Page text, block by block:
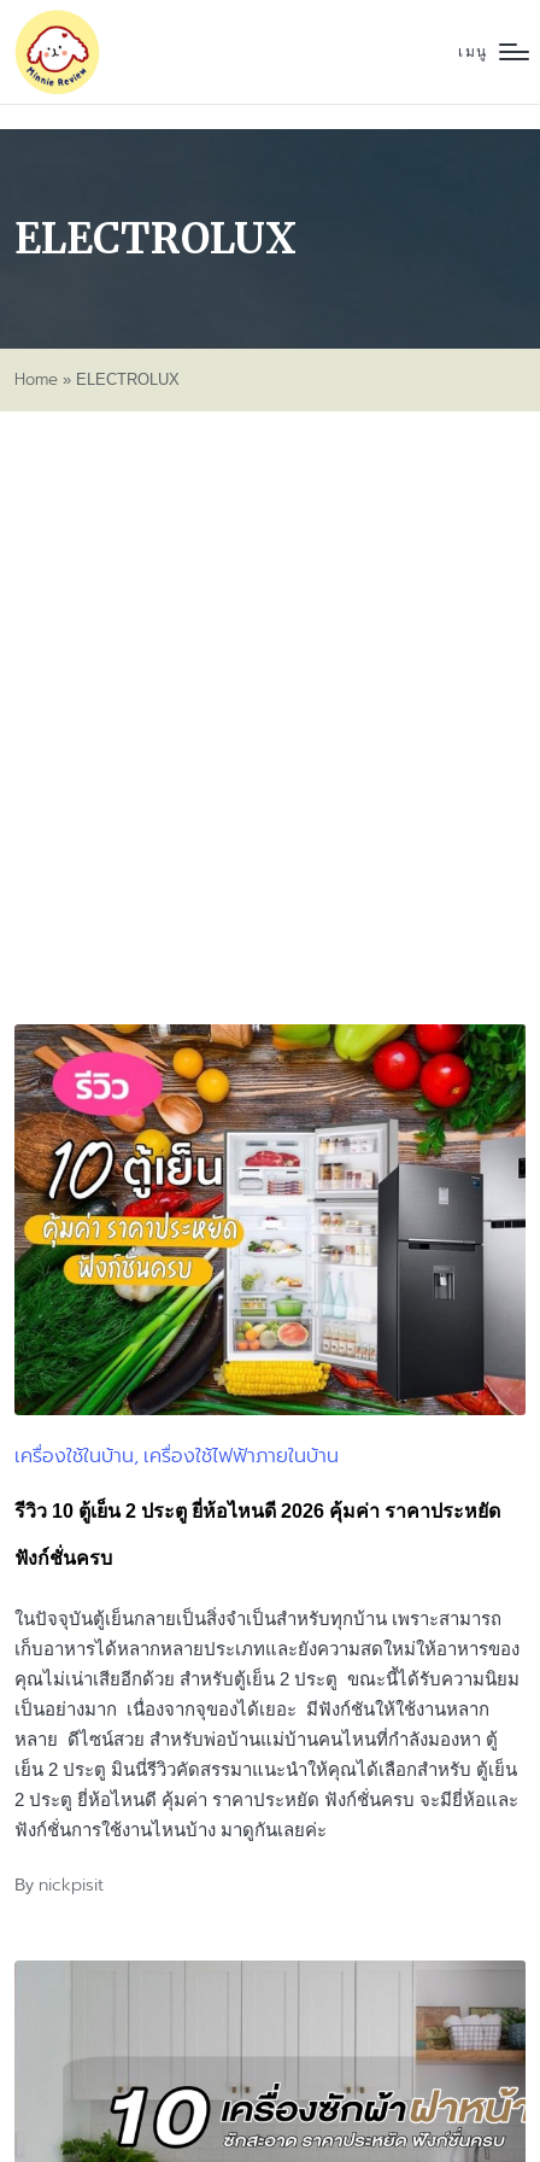
เมนู
ELECTROLUX
Home » ELECTROLUX
Posted
เครื่องใช้ในบ้าน เครื่องใช้ไฟฟ้าภายในบ้าน
รีวิว 10 ตู้เย็น 2 ประตู ยี่ห้อไหนดี 2026 คุ้มค่า ราคาประหยัด
ฟังก์ชั่นครบ
ในปัจจุบันตู้เย็นกลายเป็นสิ่งจำเป็นสำหรับทุกบ้าน เพราะสามารถ
เก็บอาหารได้หลากหลายประเภทและยังความสดใหม่ให้อาหารของ
คุณไม่เน่าเสียอีกด้วย สำหรับตู้เย็น 2 ประตู ขณะนี้ได้รับความนิยม
เป็นอย่างมาก เนื่องจากจุของได้เยอะ มีฟังก์ชันให้ใช้งานหลาก
หลาย ดีไซน์สวย สำหรับพ่อบ้านแม่บ้านคนไหนที่กำลังมองหา ตู้
เย็น 2 ประตู มินนี่รีวิวคัดสรรมาแนะนำให้คุณได้เลือกสำหรับ ตู้เย็น
2 ประตู ยี่ห้อไหนดี คุ้มค่า ราคาประหยัด ฟังก์ชั่นครบ จะมียี่ห้อและ
ฟังก์ชั่นการใช้งานไหนบ้าง มาดูกันเลยค่ะ
Posted
By nickpisit